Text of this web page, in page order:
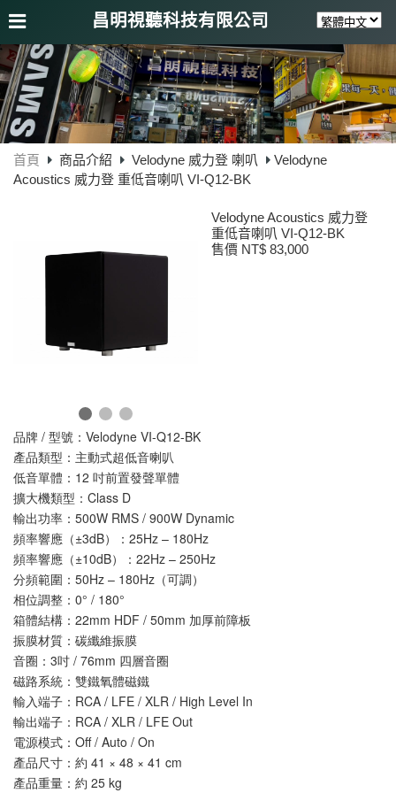
昌明視聽科技有限公司
首頁 商品介紹 Velodyne 威力登 喇叭
Velodyne
Acoustics 威力登 重低音喇叭 VI-Q12-BK
Velodyne Acoustics 威力登
重低音喇叭 VI-Q12-BK
售價 NT$ 83,000
品牌 / 型號：Velodyne VI-Q12-BK
產品類型：主動式超低音喇叭
低音單體：12 吋前置發聲單體
擴大機類型：Class D
輸出功率：500W RMS / 900W Dynamic
頻率響應（±3dB）：25Hz – 180Hz
頻率響應（±10dB）：22Hz – 250Hz
分頻範圍：50Hz – 180Hz（可調）
相位調整：0° / 180°
箱體結構：22mm HDF / 50mm 加厚前障板
振膜材質：碳纖維振膜
音圈：3吋 / 76mm 四層音圈
磁路系統：雙鐵氧體磁鐵
輸入端子：RCA / LFE / XLR / High Level In
輸出端子：RCA / XLR / LFE Out
電源模式：Off / Auto / On
產品尺寸：約 41 × 48 × 41 cm
產品重量：約 25 kg